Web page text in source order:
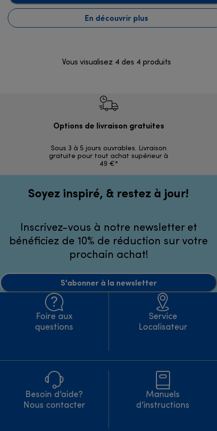
En découvrir plus
Vous visualisez 4 des 4 produits
Options de livraison gratuites
Sous 3 à 5 jours ouvrables. Livraison
gratuite pour tout achat supérieur à
49 €*
Soyez inspiré, & restez à jour!
Inscrivez-vous à notre newsletter et
bénéficiez de 10% de réduction sur votre
prochain achat!
S'abonner à la newsletter
Foire aux
questions
Service
Localisateur
Besoin d’aide?
Nous contacter
Manuels
d’instructions